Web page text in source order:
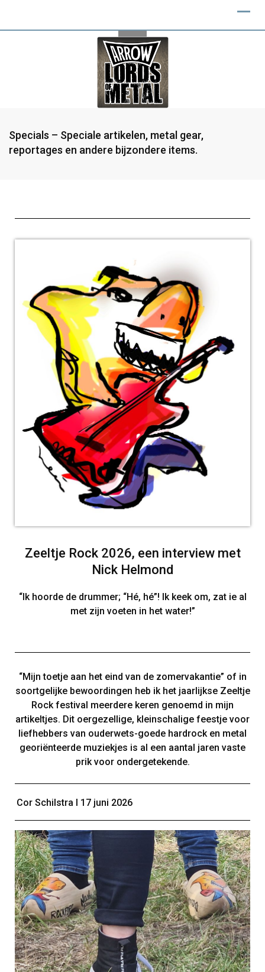
Specials – Speciale artikelen, metal gear,
reportages en andere bijzondere items.
Zeeltje Rock 2026, een interview met
Nick Helmond
“Ik hoorde de drummer; “Hé, hé”! Ik keek om, zat ie al
met zijn voeten in het water!”
“Mijn toetje aan het eind van de zomervakantie” of in
soortgelijke bewoordingen heb ik het jaarlijkse Zeeltje
Rock festival meerdere keren genoemd in mijn
artikeltjes. Dit oergezellige, kleinschalige feestje voor
liefhebbers van ouderwets-goede hardrock en metal
georiënteerde muziekjes is al een aantal jaren vaste
prik voor ondergetekende.
Cor Schilstra Ι 17 juni 2026